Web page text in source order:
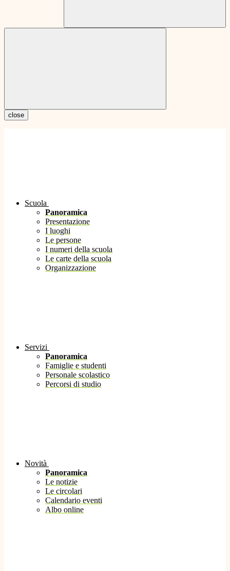
close
Scuola
Panoramica
Presentazione
I luoghi
Le persone
I numeri della scuola
Le carte della scuola
Organizzazione
Servizi
Panoramica
Famiglie e studenti
Personale scolastico
Percorsi di studio
Novità
Panoramica
Le notizie
Le circolari
Calendario eventi
Albo online